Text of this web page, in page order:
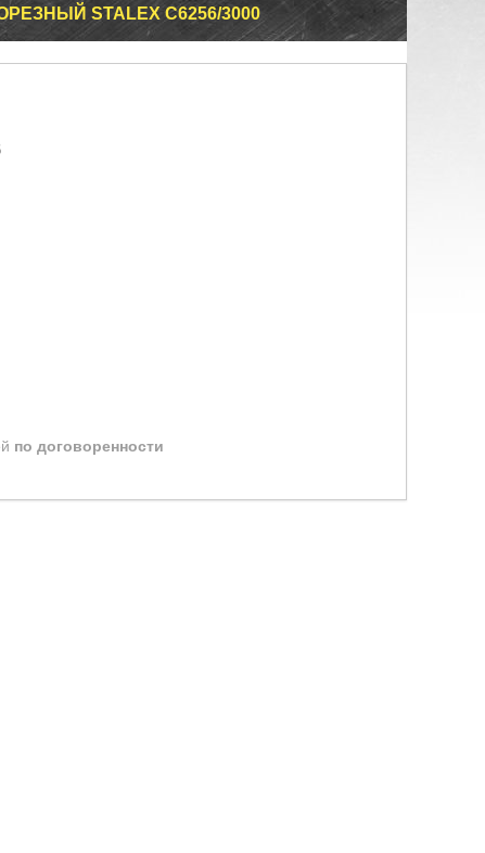
STALEX С6256/3000
по договоренности